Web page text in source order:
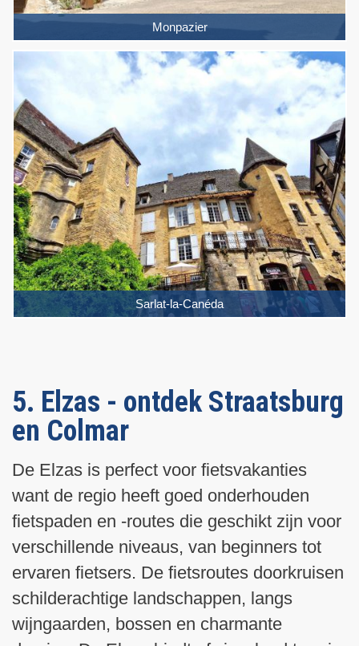
Monpazier
Sarlat-la-Canéda
5. Elzas - ontdek Straatsburg
en Colmar
De Elzas is perfect voor fietsvakanties
want de regio heeft goed onderhouden
fietspaden en -routes die geschikt zijn voor
verschillende niveaus, van beginners tot
ervaren fietsers. De fietsroutes doorkruisen
schilderachtige landschappen, langs
wijngaarden, bossen en charmante